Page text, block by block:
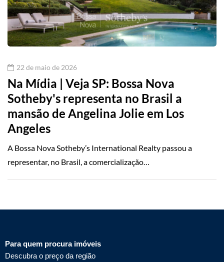
22 de maio de 2026
Na Mídia | Veja SP: Bossa Nova
Sotheby's representa no Brasil a
mansão de Angelina Jolie em Los
Angeles
A Bossa Nova Sotheby’s International Realty passou a
representar, no Brasil, a comercialização…
Para quem procura imóveis
Descubra o preço da região